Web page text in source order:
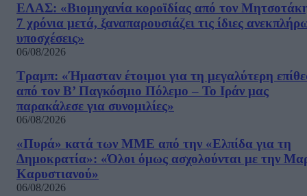
ΕΛΑΣ: «Βιομηχανία κοροϊδίας από τον
7 χρόνια μετά, ξαναπαρουσιάζει τις ίδιες
υποσχέσεις»
06/08/2026
Τραμπ: «Ήμασταν έτοιμοι για τη μεγαλύτερη
από τον Β’ Παγκόσμιο Πόλεμο – Το Ιράν μας
παρακάλεσε για συνομιλίες»
06/08/2026
«Πυρά» κατά των ΜΜΕ από την «Ελπίδα για τη
Δημοκρατία»: «Όλοι όμως ασχολούνται με την
Καρυστιανού»
06/08/2026